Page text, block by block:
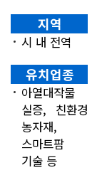
지역
시 내 전역
유치업종
아열대작물
실증, 친환경
농자재,
스마트팜
기술 등